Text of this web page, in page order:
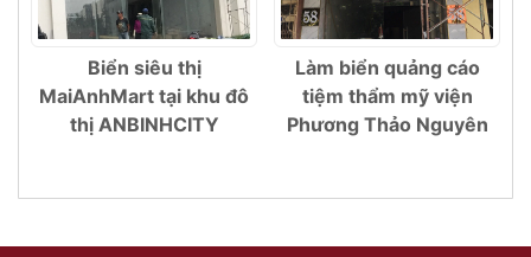
Biển siêu thị
MaiAnhMart tại khu đô
thị ANBINHCITY
Làm biển quảng cáo
tiệm thẩm mỹ viện
Phương Thảo Nguyên